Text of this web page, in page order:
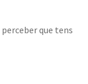
que tens